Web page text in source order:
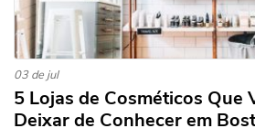
03 de jul
5 Lojas de Cosméticos Que
Deixar de Conhecer em